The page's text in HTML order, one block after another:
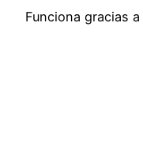
Funciona gracias a